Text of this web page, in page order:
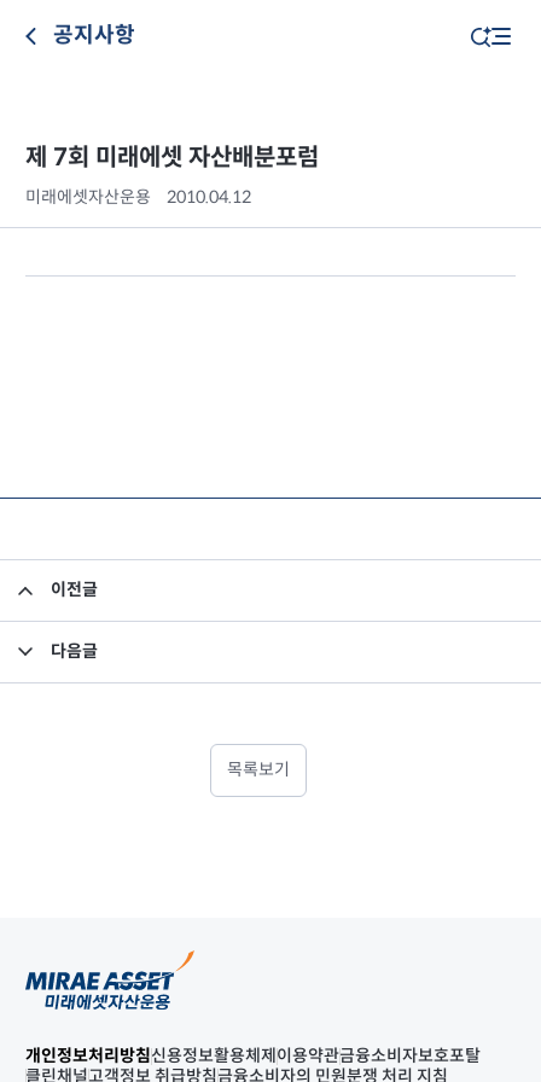
공지사항
제 7회 미래에셋 자산배분포럼
미래에셋자산운용 2010.04.12
이전글
다음글
목록보기
개인정보처리방침신용정보활용체제 이용약관금융소비자보호포탈
클린채널고객정보 취급방침금융소비자의 민원분쟁 처리 지침